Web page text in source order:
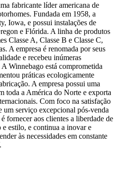
fabricante líder americana de
Fundada em 1958, a
Iowa, e possui instalações de
e Flórida. A linha de produtos
Classe A, Classe B e Classe C,
A empresa é renomada por seus
e recebeu inúmeras
Winnebago está comprometida
práticas ecologicamente
A empresa possui uma
toda a América do Norte e exporta
Com foco na satisfação
um serviço excepcional pós-venda
fornecer aos clientes a liberdade de
estilo, e continua a inovar e
às necessidades em constante